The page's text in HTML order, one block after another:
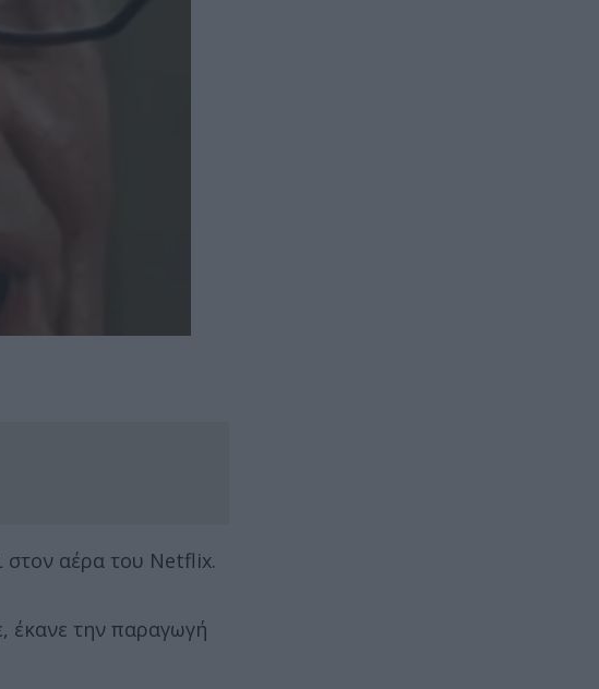
στον αέρα του Νetflix.
έκανε την παραγωγή